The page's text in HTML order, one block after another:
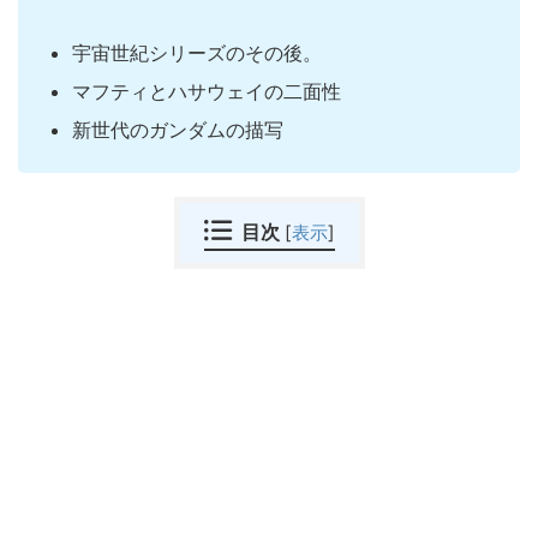
宇宙世紀シリーズのその後。
マフティとハサウェイの二面性
新世代のガンダムの描写
目次 [表示]